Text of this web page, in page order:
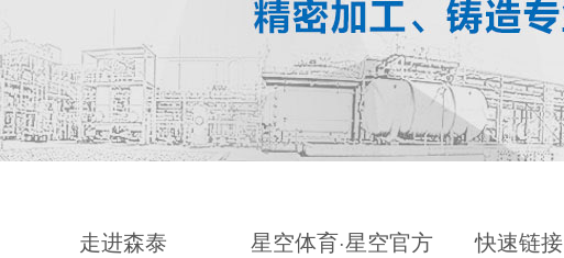
走进森泰
星空体育·星空官方
快速链接